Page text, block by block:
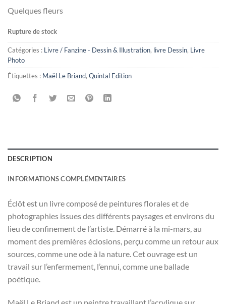
Quelques fleurs
Rupture de stock
Catégories : Livre / Fanzine - Dessin & Illustration, livre Dessin, Livre
Photo
Étiquettes : Maël Le Briand, Quintal Edition
DESCRIPTION
INFORMATIONS COMPLÉMENTAIRES
Éclôt est un livre composé de peintures florales et de
photographies issues des différents paysages et environs du
lieu de confinement de l’artiste. Démarré à la mi-mars, au
moment des premières éclosions, perçu comme un retour aux
sources, comme une ode à la nature. Cet ouvrage est un
travail sur l’enfermement, l’ennui, comme une ballade
poétique.